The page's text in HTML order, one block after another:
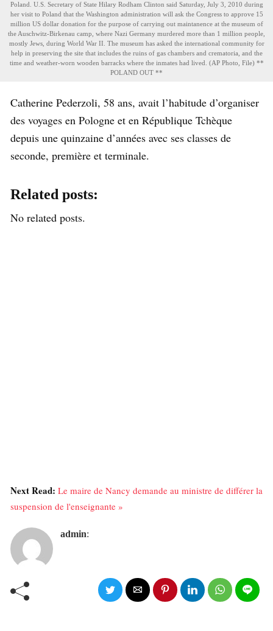
Poland. U.S. Secretary of State Hilary Rodham Clinton said Saturday, July 3, 2010 during
her visit to Poland that the Washington administration will ask the Congress to approve 15
million US dollar donation for the purpose of carrying out maintanence at the museum of
the Auschwitz-Birkenau camp, where Nazi Germany murdered more than 1 million people,
mostly Jews, during World War II. The museum has asked the international community for
help in preserving the site that includes the ruins of gas chambers and crematoria, and the
time and weather-worn wooden barracks where the inmates had lived. (AP Photo, File) **
POLAND OUT **
Catherine Pederzoli, 58 ans, avait l’habitude d’organiser
des voyages en Pologne et en République Tchèque
depuis une quinzaine d’années avec ses classes de
seconde, première et terminale.
Related posts:
No related posts.
Next Read: Le maire de Nancy demande au ministre de différer la
suspension de l'enseignante »
admin: